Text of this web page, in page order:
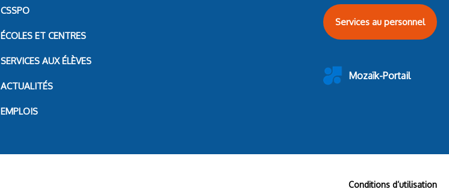
CSSPO
ÉCOLES ET CENTRES
SERVICES AUX ÉLÈVES
ACTUALITÉS
EMPLOIS
Services au personnel
Mozaïk-Portail
Conditions d’utilisation